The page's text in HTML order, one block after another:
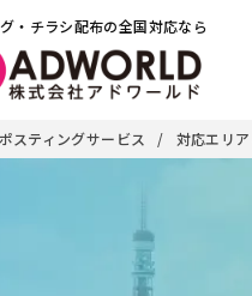
・チラシ配布の全国対応なら
ポスティングサービス 対応エリ